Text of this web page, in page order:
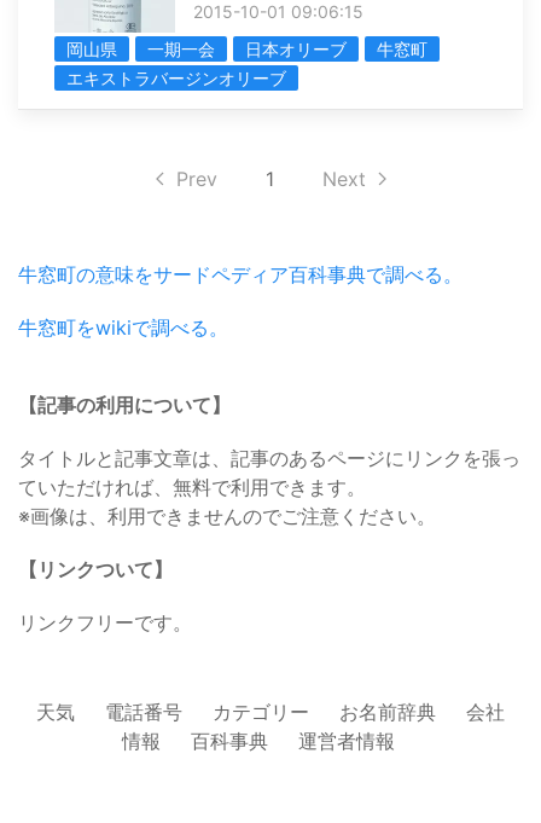
2015-10-01 09:06:15
岡山県
一期一会 日本オリーブ
牛窓町
エキストラバージンオリーブ
Prev 1 Next
牛窓町の意味をサードペディア百科事典で調べる。
牛窓町をwikiで調べる。
【記事の利用について】
タイトルと記事文章は、記事のあるページにリンクを張っ
ていただければ、無料で利用できます。
※画像は、利用できませんのでご注意ください。
【リンクついて】
リンクフリーです。
天気 電話番号 カテゴリー お名前辞典
会社
情報
百科事典 運営者情報